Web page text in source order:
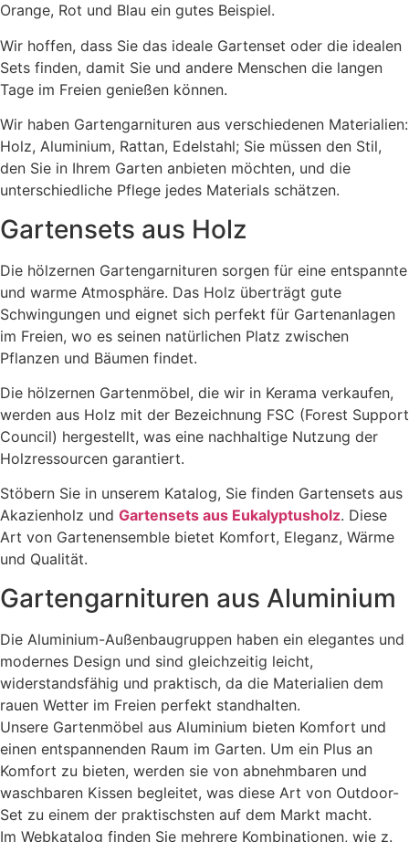
Orange, Rot und Blau ein gutes Beispiel.
Wir hoffen, dass Sie das ideale Gartenset oder die idealen
Sets finden, damit Sie und andere Menschen die langen
Tage im Freien genießen können.
Wir haben Gartengarnituren aus verschiedenen Materialien:
Holz, Aluminium, Rattan, Edelstahl; Sie müssen den Stil,
den Sie in Ihrem Garten anbieten möchten, und die
unterschiedliche Pflege jedes Materials schätzen.
Gartensets aus Holz
Die hölzernen Gartengarnituren sorgen für eine entspannte
und warme Atmosphäre. Das Holz überträgt gute
Schwingungen und eignet sich perfekt für Gartenanlagen
im Freien, wo es seinen natürlichen Platz zwischen
Pflanzen und Bäumen findet.
Die hölzernen Gartenmöbel, die wir in Kerama verkaufen,
werden aus Holz mit der Bezeichnung FSC (Forest Support
Council) hergestellt, was eine nachhaltige Nutzung der
Holzressourcen garantiert.
Stöbern Sie in unserem Katalog, Sie finden Gartensets aus
Akazienholz und Gartensets aus Eukalyptusholz. Diese
Art von Gartenensemble bietet Komfort, Eleganz, Wärme
und Qualität.
Gartengarnituren aus Aluminium
Die Aluminium-Außenbaugruppen haben ein elegantes und
modernes Design und sind gleichzeitig leicht,
widerstandsfähig und praktisch, da die Materialien dem
rauen Wetter im Freien perfekt standhalten.
Unsere Gartenmöbel aus Aluminium bieten Komfort und
einen entspannenden Raum im Garten. Um ein Plus an
Komfort zu bieten, werden sie von abnehmbaren und
waschbaren Kissen begleitet, was diese Art von Outdoor-
Set zu einem der praktischsten auf dem Markt macht.
Im Webkatalog finden Sie mehrere Kombinationen, wie z.